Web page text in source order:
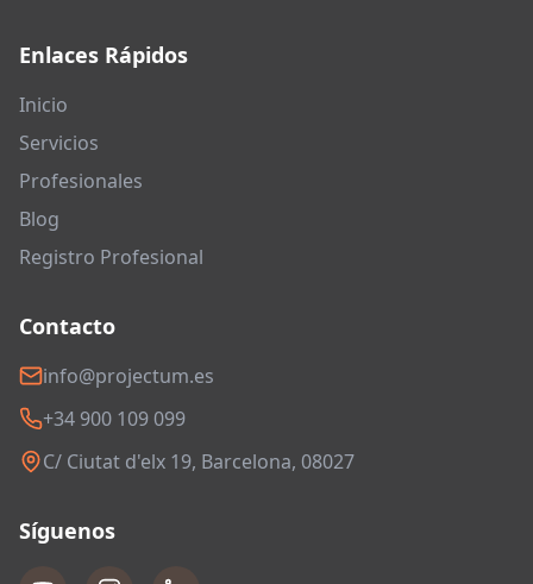
Enlaces Rápidos
Inicio
Servicios
Profesionales
Blog
Registro Profesional
Contacto
info@projectum.es
+34 900 109 099
C/ Ciutat d'elx 19, Barcelona, 08027
Síguenos